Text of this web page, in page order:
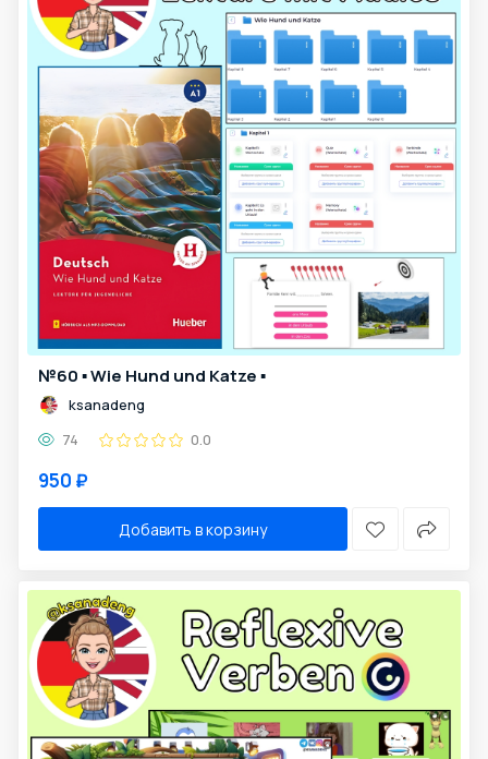
№60 ▪️ Wie Hund und Katze ▪️
ksanadeng
74
0.0
950 ₽
Добавить в корзину